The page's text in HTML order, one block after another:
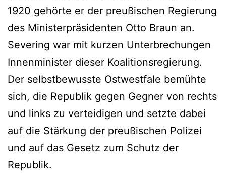
1920 gehörte er der preußischen Regierung
des Ministerpräsidenten Otto Braun an.
Severing war mit kurzen Unterbrechungen
Innenminister dieser Koalitionsregierung.
Der selbstbewusste Ostwestfale bemühte
sich, die Republik gegen Gegner von rechts
und links zu verteidigen und setzte dabei
auf die Stärkung der preußischen Polizei
und auf das Gesetz zum Schutz der
Republik.